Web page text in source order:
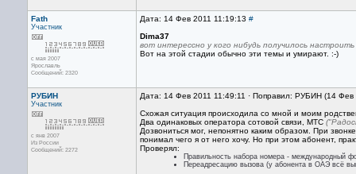
Fath
Участник
с мая 2007
Ярославль
Сообщений: 2320
Дата: 14 Фев 2011 11:19:13 #
Dima37
вот интерессно у кого нибудь получилось
Вот на этой стадии обычно эти темы и умирают. :-)
РУБИН
Участник
с янв 2007
Из России
Сообщений: 2272
Дата: 14 Фев 2011 11:49:11 · Поправил: РУБИН (14
Схожая ситуация происходила со мной и моим
Два одинаковых оператора сотовой связи, МТС
Дозвониться мог, непонятно каким образом. При
понимал чего я от него хочу. Но при этом абонент,
Проверял:
Правильность набора номера - международный
Переадресацию вызова (у абонента в ОАЭ всё